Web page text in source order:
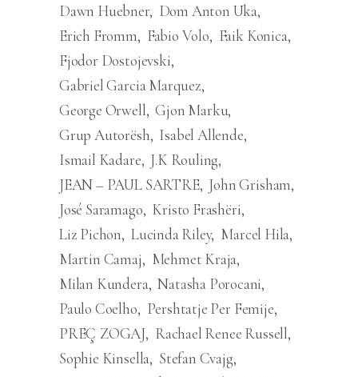
Dawn Huebner Dom Anton Uka
Erich Fromm
Fabio Volo
Faik Konica
Fjodor Dostojevski
Gabriel Garcia Marquez
George Orwell Gjon Marku
Grup Autorësh Isabel Allende
Ismail Kadare J.K Rouling
JEAN – PAUL SARTRE John Grisham
José Saramago Kristo Frashëri
Liz Pichon Lucinda Riley Marcel Hila
Martin Camaj
Mehmet Kraja
Milan Kundera Natasha Porocani
Paulo Coelho
Pershtatje Per Femije
PREÇ ZOGAJ
Rachael Renee Russell
Sophie Kinsella Stefan Cvajg